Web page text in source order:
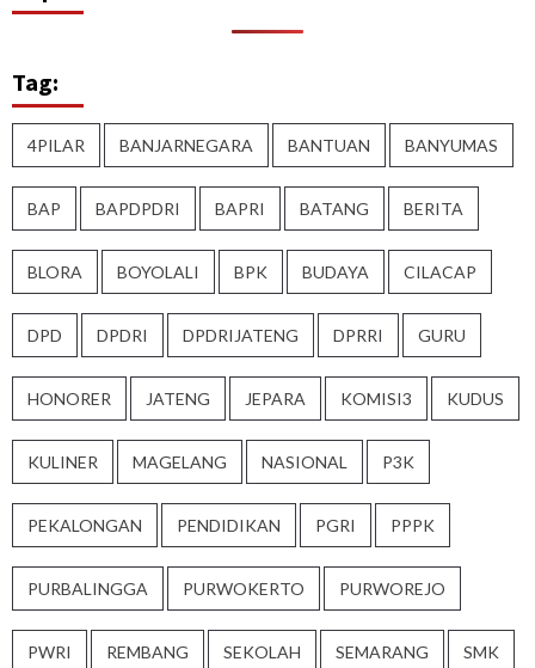
Tag:
4PILAR BANJARNEGARA BANTUAN BANYUMAS
BAP BAPDPDRI BAPRI BATANG BERITA
BLORA BOYOLALI BPK BUDAYA CILACAP
DPD DPDRI DPDRIJATENG DPRRI GURU
HONORER JATENG JEPARA KOMISI3 KUDUS
KULINER MAGELANG NASIONAL P3K
PEKALONGAN PENDIDIKAN PGRI PPPK
PURBALINGGA PURWOKERTO PURWOREJO
PWRI REMBANG SEKOLAH SEMARANG SMK